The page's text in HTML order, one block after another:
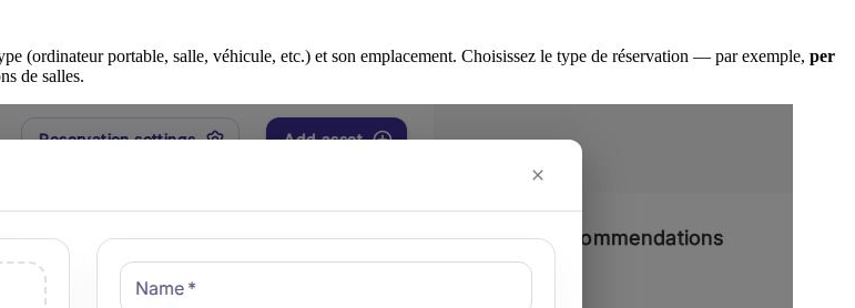
(ordinateur portable, salle, véhicule, etc.) et son emplacement. Choisissez le type de réservation — par exemple, per
de salles.